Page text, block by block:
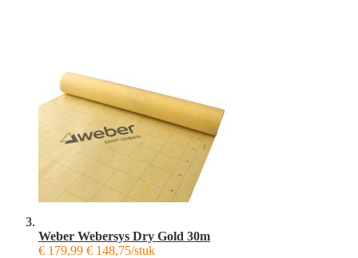
Weber Webersys Dry Gold 30m
€ 179,99 € 148,75/stuk